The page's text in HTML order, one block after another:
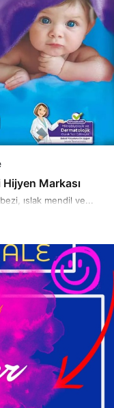
Markası
ıslak mendil ve...